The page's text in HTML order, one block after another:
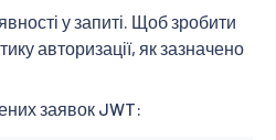
у запиті. Щоб зробити
авторизації, як зазначено
заявок JWT: